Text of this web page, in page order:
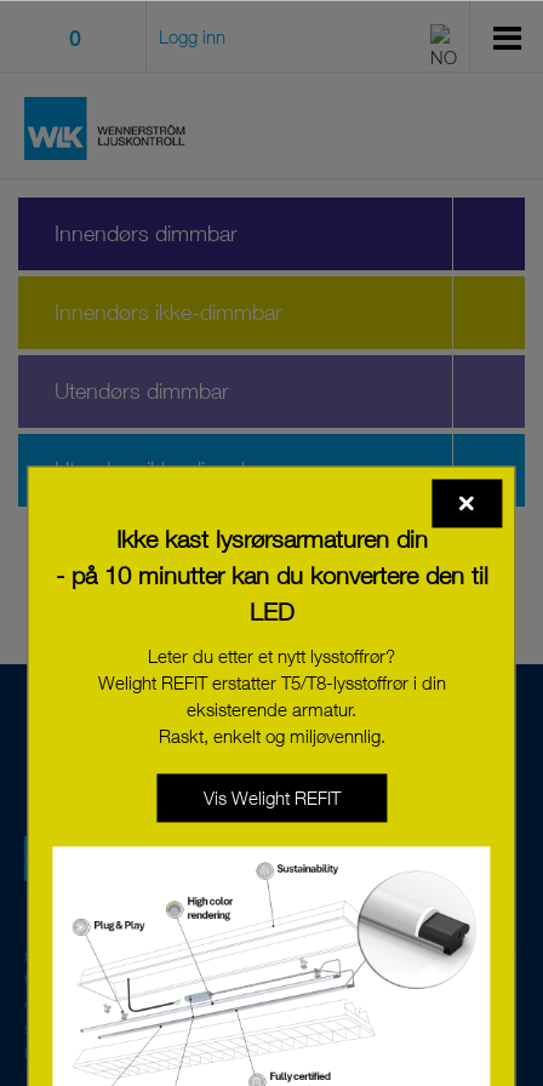
0 Logg inn
Innendørs dimmbar
Innendørs ikke-dimmbar
Utendørs dimmbar
Utendørs ikke dimmbar
belysningskomponenter, systemløsninger for styring og
overvåkning, og vi tilbyr servicetjenester basert på den nye
online-teknologien. Med avanserte LED-løsninger og digitale
komponenter fra Europas ledende produsenter lager vi
miljøvennlige og energieffektive belysningsløsninger til alt fra et enkelt rom
til hele bygninger. Vi er hovedagent for Tridonic i Norden og på Baltikum,
og våre viktigste kunder er produsenter av belysningsarmaturer,
strømgrossister, strøminstallatører og bygningseiere.
bedriften her.
Ikke kast lysrørsarmaturen din
- på 10 minutter kan du konvertere den til
LED
Leter du etter et nytt lysstoffrør?
Welight REFIT erstatter T5/T8-lysstoffrør i din
eksisterende armatur.
Raskt, enkelt og miljøvennlig.
Vis Welight REFIT